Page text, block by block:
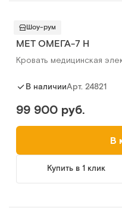
Шоу-рум
МЕТ ОМЕГА-7 H
Кровать медицинская
В наличииАрт. 24821
99 900 руб.
В
Купить в 1 клик